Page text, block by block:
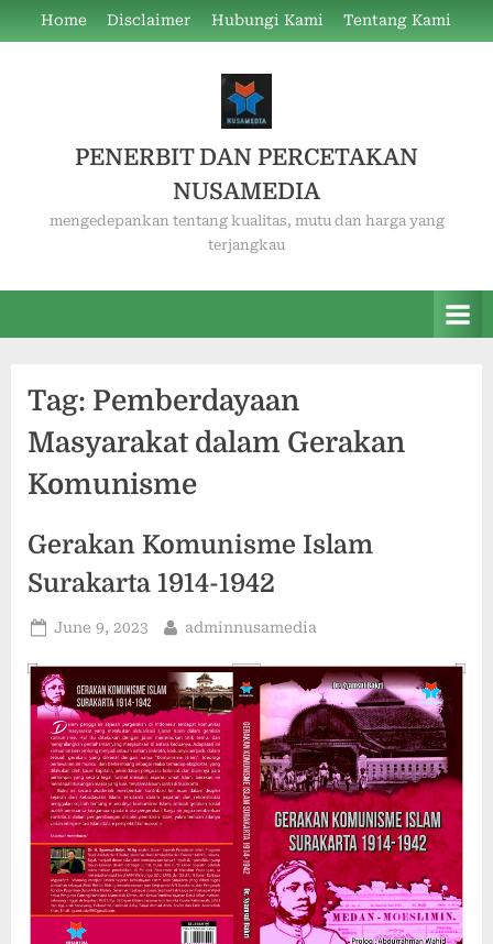
to
Home Disclaimer Hubungi Kami Tentang Kami
PENERBIT DAN PERCETAKAN
NUSAMEDIA
mengedepankan tentang kualitas, mutu dan harga yang
terjangkau
Tag: Pemberdayaan
Masyarakat dalam Gerakan
Komunisme
Gerakan Komunisme Islam
Surakarta 1914-1942
Posted
June 9, 2023 By
adminnusamedia